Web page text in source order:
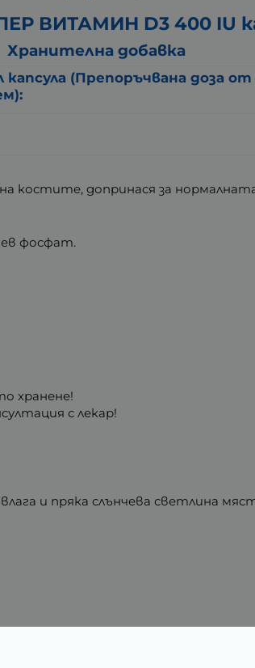
ВИТАМИН D3 400 IU
Хранителна добавка
капсула (Препоръчвана доза
костите, допринася за
фосфат.
хранене!
с лекар!
и пряка слънчева светлина